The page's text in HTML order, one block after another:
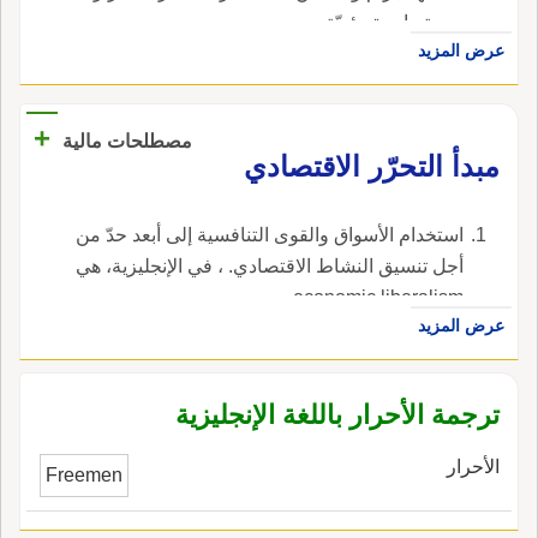
ف رواية هذا الحديث على اختلاف طرقه يستحلُّون
الخَزَّ، بالخاء والزاي، وهو ضر من ثياب الإِبريسم
درجة واحدة مئويّة.
عرض المزيد
مصطلحات مالية
+
مبدأ التحرّر الاقتصادي
استخدام الأسواق والقوى التنافسية إلى أبعد حدّ من
أجل تنسيق النشاط الاقتصادي. ، في الإنجليزية، هي
economic liberalism.
عرض المزيد
ترجمة الأحرار باللغة الإنجليزية
الأحرار Freemen